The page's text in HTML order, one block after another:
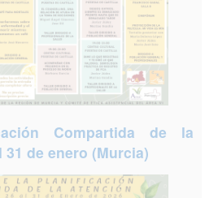
Compartida de la
de enero (Murcia)